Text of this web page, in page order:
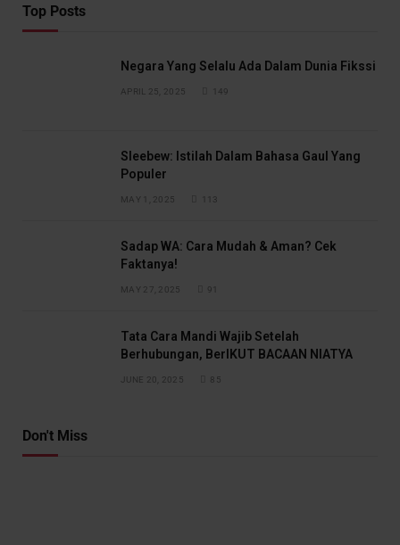
Top Posts
Negara Yang Selalu Ada Dalam Dunia Fikssi
APRIL 25, 2025 149
Sleebew: Istilah Dalam Bahasa Gaul Yang
Populer
MAY 1, 2025 113
Sadap WA: Cara Mudah & Aman? Cek
Faktanya!
MAY 27, 2025 91
Tata Cara Mandi Wajib Setelah
Berhubungan, BerIKUT BACAAN NIATYA
JUNE 20, 2025 85
Don't Miss